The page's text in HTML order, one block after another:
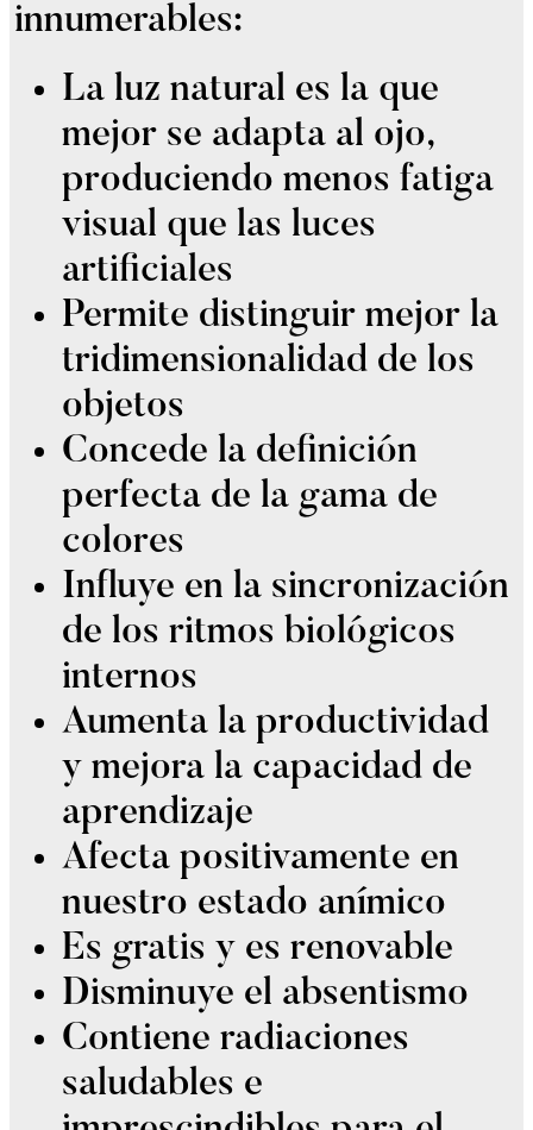
innumerables:
La luz natural es la que
mejor se adapta al ojo,
produciendo menos fatiga
visual que las luces
artificiales
Permite distinguir mejor la
tridimensionalidad de los
objetos
Concede la definición
perfecta de la gama de
colores
Influye en la sincronización
de los ritmos biológicos
internos
Aumenta la productividad
y mejora la capacidad de
aprendizaje
Afecta positivamente en
nuestro estado anímico
Es gratis y es renovable
Disminuye el absentismo
Contiene radiaciones
saludables e